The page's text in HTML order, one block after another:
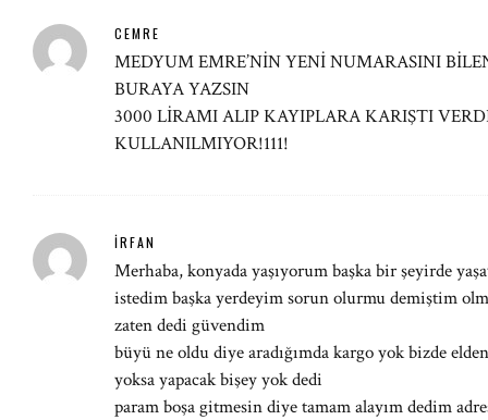
CEMRE
MEDYUM EMRE’NİN YENİ NUMARASINI
BURAYA YAZSIN
3000 LİRAMI ALIP KAYIPLARA KARIŞTI
KULLANILMIYOR!111!
İRFAN
Merhaba, konyada yaşıyorum başka bir şeyirde
istedim başka yerdeyim sorun olurmu demiştim
zaten dedi güvendim
büyü ne oldu diye aradığımda kargo yok bizde
yoksa yapacak bişey yok dedi
param boşa gitmesin diye tamam alayım dedim